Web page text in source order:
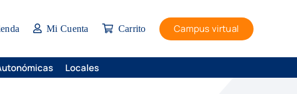
Mi Cuenta Carrito Campus virtual
Locales